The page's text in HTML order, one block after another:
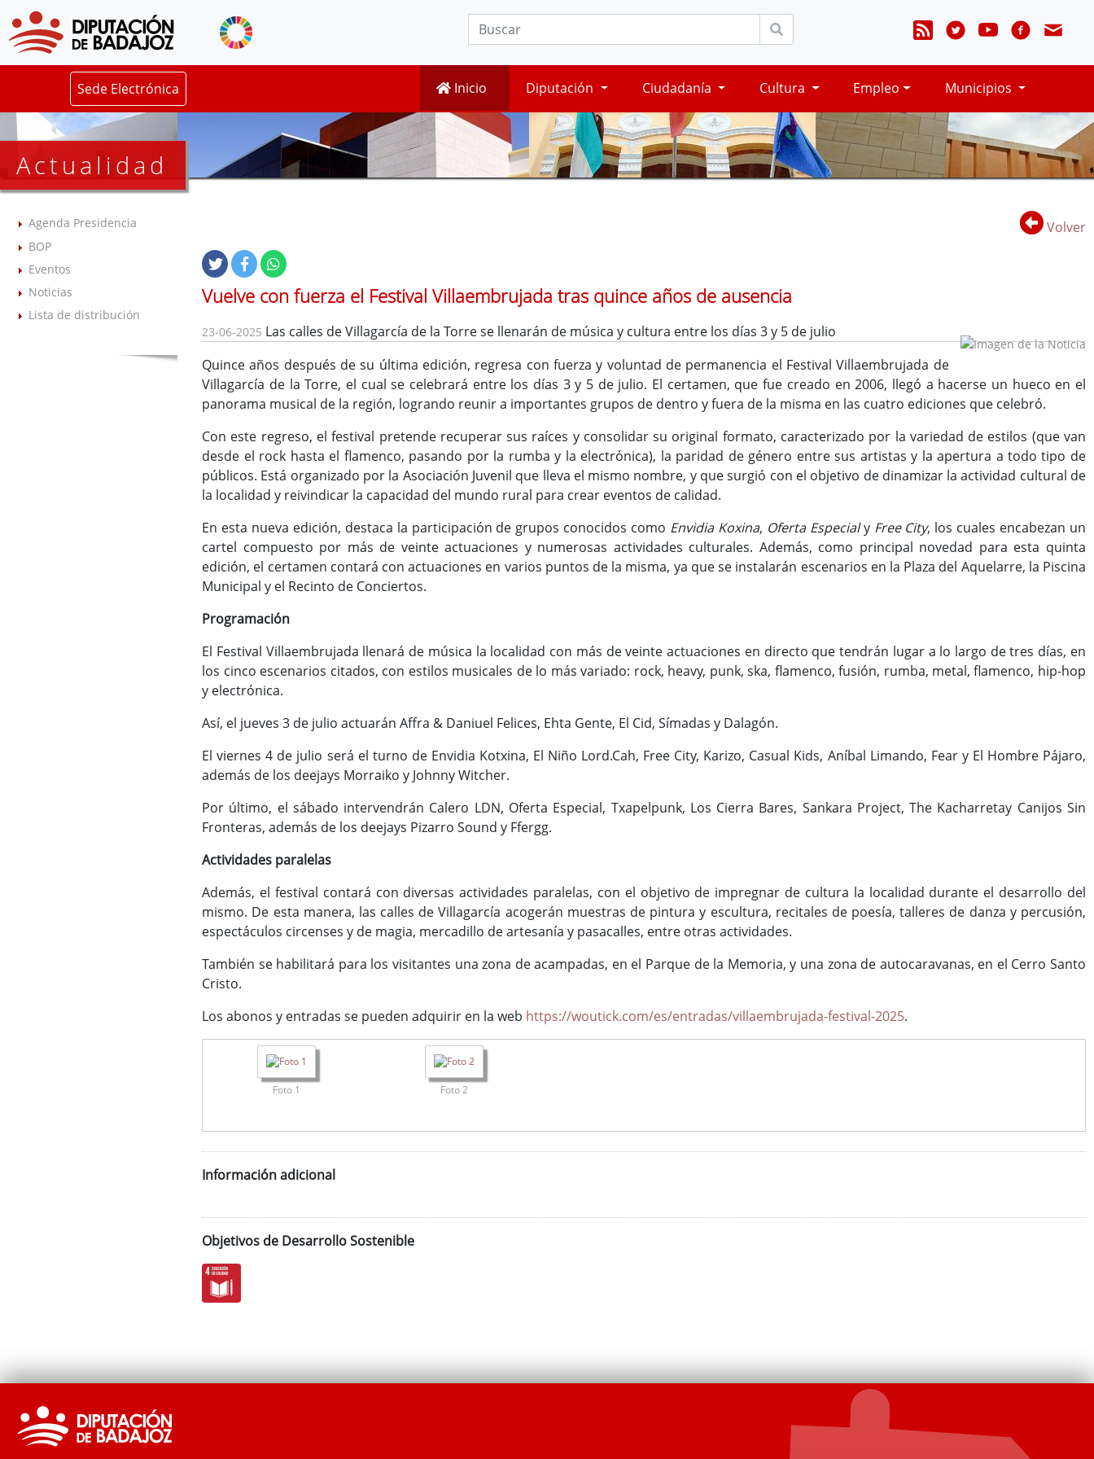
Sede Electrónica Inicio Diputación Ciudadanía Cultura Empleo Municipios
Actualidad
Agenda Presidencia
BOP
Eventos
Noticias
Lista de distribución
Volver
Vuelve con fuerza el Festival Villaembrujada tras quince años de ausencia
23-06-2025 Las calles de Villagarcía de la Torre se llenarán de música y cultura entre los días 3 y 5 de julio
Quince años después de su última edición, regresa con fuerza y voluntad de permanencia el Festival Villaembrujada de
Villagarcía de la Torre, el cual se celebrará entre los días 3 y 5 de julio. El certamen, que fue creado en 2006, llegó a hacerse un hueco en el
panorama musical de la región, logrando reunir a importantes grupos de dentro y fuera de la misma en las cuatro ediciones que celebró.
Con este regreso, el festival pretende recuperar sus raíces y consolidar su original formato, caracterizado por la variedad de estilos (que van
desde el rock hasta el flamenco, pasando por la rumba y la electrónica), la paridad de género entre sus artistas y la apertura a todo tipo de
públicos. Está organizado por la Asociación Juvenil que lleva el mismo nombre, y que surgió con el objetivo de dinamizar la actividad cultural de
la localidad y reivindicar la capacidad del mundo rural para crear eventos de calidad.
En esta nueva edición, destaca la participación de grupos conocidos como Envidia Koxina, Oferta Especialy Free City, los cuales encabezan un
cartel compuesto por más de veinte actuaciones y numerosas actividades culturales. Además, como principal novedad para esta quinta
edición, el certamen contará con actuaciones en varios puntos de la misma, ya que se instalarán escenarios en la Plaza del Aquelarre, la Piscina
Municipal y el Recinto de Conciertos.
Programación
El Festival Villaembrujada llenará de música la localidad con más de veinte actuaciones en directo que tendrán lugar a lo largo de tres días, en
los cinco escenarios citados, con estilos musicales de lo más variado: rock, heavy, punk, ska, flamenco, fusión, rumba, metal, flamenco, hip-hop
y electrónica.
Así, el jueves 3 de julio actuarán Affra & Daniuel Felices, Ehta Gente, El Cid, Símadas y Dalagón.
El viernes 4 de julio será el turno de Envidia Kotxina, El Niño Lord.Cah, Free City, Karizo, Casual Kids, Aníbal Limando, Fear y El Hombre Pájaro,
además de los deejays Morraiko y Johnny Witcher.
Por último, el sábado intervendrán Calero LDN, Oferta Especial, Txapelpunk, Los Cierra Bares, Sankara Project, The Kacharretay Canijos Sin
Fronteras, además de los deejays Pizarro Sound y Ffergg.
Actividades paralelas
Además, el festival contará con diversas actividades paralelas, con el objetivo de impregnar de cultura la localidad durante el desarrollo del
mismo. De esta manera, las calles de Villagarcía acogerán muestras de pintura y escultura, recitales de poesía, talleres de danza y percusión,
espectáculos circenses y de magia, mercadillo de artesanía y pasacalles, entre otras actividades.
También se habilitará para los visitantes una zona de acampadas, en el Parque de la Memoria, y una zona de autocaravanas, en el Cerro Santo
Cristo.
Los abonos y entradas se pueden adquirir en la web https://woutick.com/es/entradas/villaembrujada-festival-2025.
Foto 1 Foto 2
Información adicional
Objetivos de Desarrollo Sostenible